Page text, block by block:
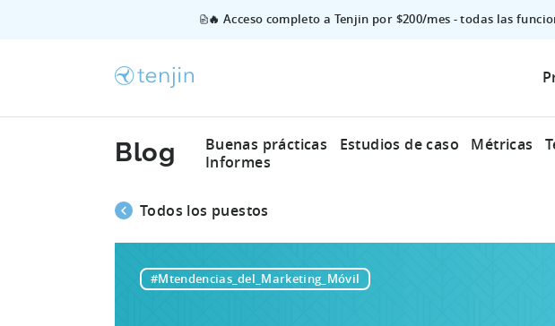
🔥 Acceso completo a Tenjin por $200/mes - todas las
Blog Buenas prácticas Estudios de caso Métricas
Informes
Todos los puestos
#Mtendencias_del_Marketing_Móvil